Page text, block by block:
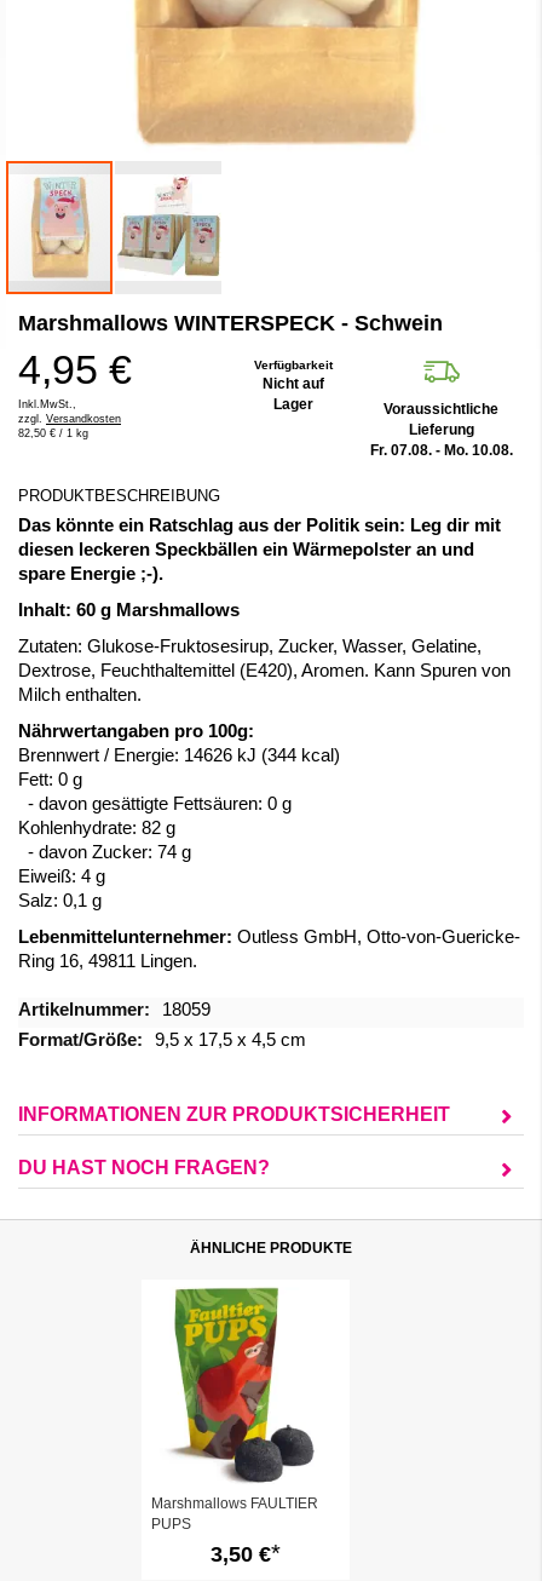
Anfang
Bildergalerie
springen
Marshmallows WINTERSPECK - Schwein
4,95 €
Inkl.MwSt.,
zzgl. Versandkosten
82,50 € / 1 kg
Verfügbarkeit
Nicht auf
Lager
Voraussichtliche
Lieferung
Fr. 07.08. - Mo. 10.08.
PRODUKTBESCHREIBUNG
Das könnte ein Ratschlag aus der Politik sein: Leg dir mit
diesen leckeren Speckbällen ein Wärmepolster an und
spare Energie ;-).
Inhalt: 60 g Marshmallows
Zutaten: Glukose-Fruktosesirup, Zucker, Wasser, Gelatine,
Dextrose, Feuchthaltemittel (E420), Aromen. Kann Spuren von
Milch enthalten.
Nährwertangaben pro 100g:
Brennwert / Energie: 14626 kJ (344 kcal)
Fett: 0 g
- davon gesättigte Fettsäuren: 0 g
Kohlenhydrate: 82 g
- davon Zucker: 74 g
Eiweiß: 4 g
Salz: 0,1 g
Lebenmittelunternehmer: Outless GmbH, Otto-von-Guericke-
Ring 16, 49811 Lingen.
Mehr
Informationen
18059
9,5 x 17,5 x 4,5 cm
INFORMATIONEN ZUR PRODUKTSICHERHEIT
DU HAST NOCH FRAGEN?
ÄHNLICHE PRODUKTE
Marshmallows FAULTIER
PUPS
3,50 €